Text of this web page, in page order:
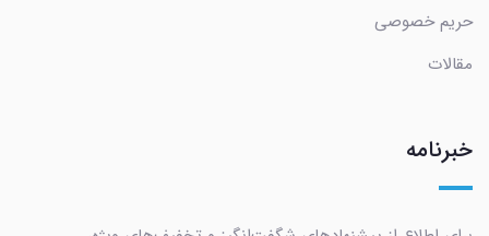
حریم خصوصی
مقالات
خبرنامه